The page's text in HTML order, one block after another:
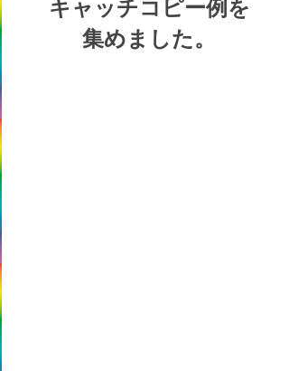
キャッチコピー例を
集めました。